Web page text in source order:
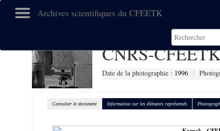
Archives scientifiques du CFEETK
CNRS-
Date de la photographie : 1996
Consulter le document Information sur les éléments représentés